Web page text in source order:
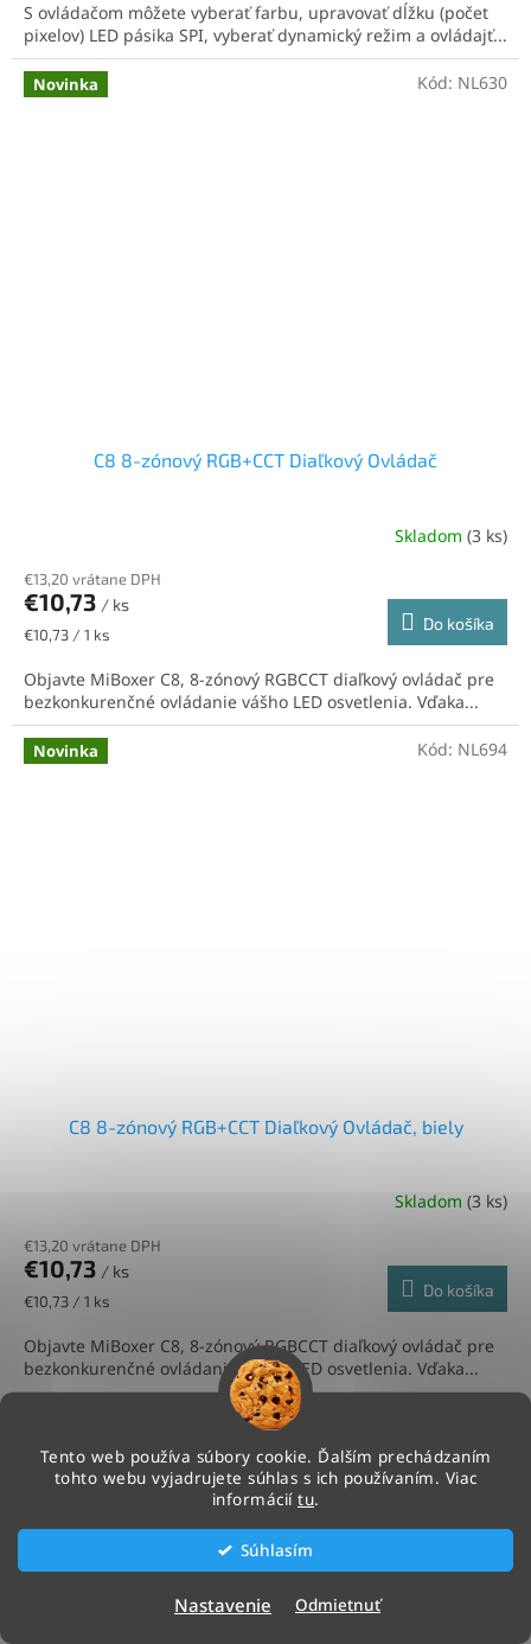
Tento web používa súbory cookie. Ďalším prechádzaním
tohto webu vyjadrujete súhlas s ich používaním. Viac
informácií tu.
Súhlasím
Nastavenie Odmietnuť
S ovládačom môžete vyberať farbu, upravovať dĺžku (počet
pixelov) LED pásika SPI, vyberať dynamický režim a ovládajť...
Novinka
C8 8-zónový RGB+CCT Diaľkový Ovládač
Skladom (3 ks)
€13,20 vrátane DPH
€10,73 / ks
Jednotková
€10,73 / 1 ks
Do košíka
Objavte MiBoxer C8, 8-zónový RGBCCT diaľkový ovládač pre
bezkonkurenčné ovládanie vášho LED osvetlenia. Vďaka...
Kód: NL630
Novinka
C8 8-zónový RGB+CCT Diaľkový Ovládač, biely
Skladom (3 ks)
€13,20 vrátane DPH
€10,73 / ks
Jednotková
€10,73 / 1 ks
Do košíka
Objavte MiBoxer C8, 8-zónový RGBCCT diaľkový ovládač pre
bezkonkurenčné ovládanie vášho LED osvetlenia. Vďaka...
Kód: NL694